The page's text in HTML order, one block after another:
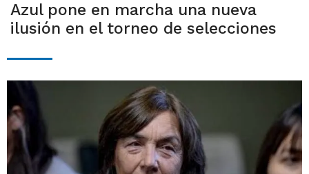
Azul pone en marcha una nueva
ilusión en el torneo de selecciones